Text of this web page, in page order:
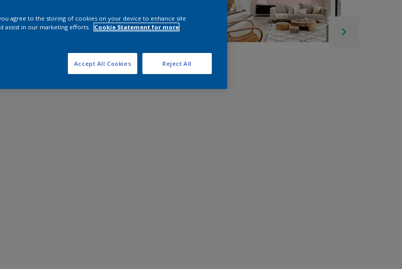
agree to the storing of cookies on your device to enhance site
assist in our marketing efforts.
Cookie Statement for more
Reject All
Accept All Cookies